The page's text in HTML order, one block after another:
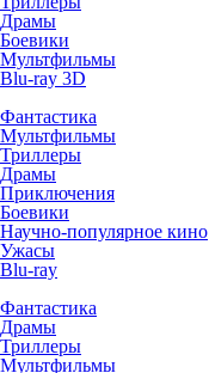
Драмы
Боевики
Мультфильмы
Blu-ray 3D
Фантастика
Мультфильмы
Триллеры
Драмы
Приключения
Боевики
Научно-популярное кино
Ужасы
Blu-ray
Фантастика
Драмы
Триллеры
Мультфильмы